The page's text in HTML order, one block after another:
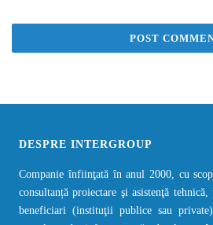
DESPRE INTERGROUP
Companie înfiinţată în anul 2000, cu
consultanță proiectare şi asistenţă
beneficiari (instituţii publice sau